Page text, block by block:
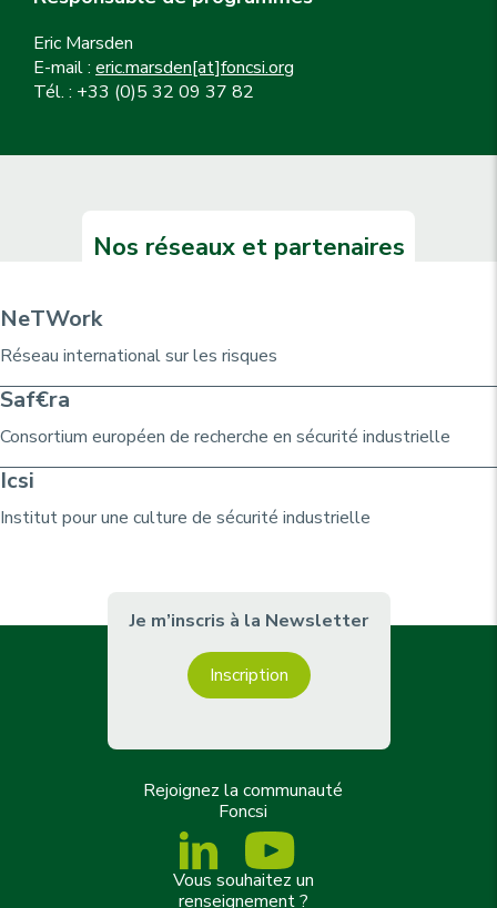
Eric Marsden
E-mail : eric.marsden[at]foncsi.org
Tél. : +33 (0)5 32 09 37 82
Nos réseaux et partenaires
NeTWork
Réseau international sur les risques
Saf€ra
Consortium européen de recherche en sécurité industrielle
Icsi
Institut pour une culture de sécurité industrielle
Je m’inscris à la Newsletter
Inscription
Rejoignez la communauté
Foncsi
Vous souhaitez un
renseignement ?